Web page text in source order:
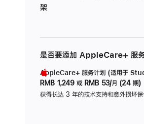
架
是否要添加 AppleCare+ 服务
AppleCare+ 服务计划 (适用于
RMB 1,249 或 RMB 53/月 (24 期)
获得长达 3 年的技术支持和意外损坏保